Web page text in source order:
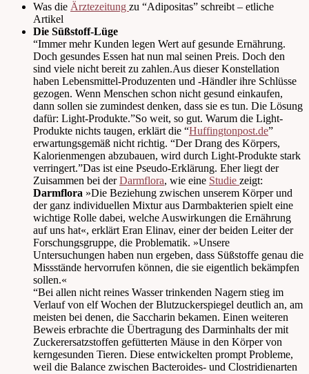
Was die Ärztezeitung zu “Adipositas” schreibt – etliche
Artikel
Die Süßstoff-Lüge
“Immer mehr Kunden legen Wert auf gesunde Ernährung.
Doch gesundes Essen hat nun mal seinen Preis. Doch den
sind viele nicht bereit zu zahlen.Aus dieser Konstellation
haben Lebensmittel-Produzenten und -Händler ihre Schlüsse
gezogen. Wenn Menschen schon nicht gesund einkaufen,
dann sollen sie zumindest denken, dass sie es tun. Die Lösung
dafür: Light-Produkte.”So weit, so gut. Warum die Light-
Produkte nichts taugen, erklärt die “Huffingtonpost.de”
erwartungsgemäß nicht richtig. “Der Drang des Körpers,
Kalorienmengen abzubauen, wird durch Light-Produkte stark
verringert.”Das ist eine Pseudo-Erklärung. Eher liegt der
Zuisammen bei derDarmflora, wie eine Studie zeigt:
Darmflora »Die Beziehung zwischen unserem Körper und
der ganz individuellen Mixtur aus Darmbakterien spielt eine
wichtige Rolle dabei, welche Auswirkungen die Ernährung
auf uns hat«, erklärt Eran Elinav, einer der beiden Leiter der
Forschungsgruppe, die Problematik. »Unsere
Untersuchungen haben nun ergeben, dass Süßstoffe genau die
Missstände hervorrufen können, die sie eigentlich bekämpfen
sollen.«
“Bei allen nicht reines Wasser trinkenden Nagern stieg im
Verlauf von elf Wochen der Blutzuckerspiegel deutlich an, am
meisten bei denen, die Saccharin bekamen. Einen weiteren
Beweis erbrachte die Übertragung des Darminhalts der mit
Zuckerersatzstoffen gefütterten Mäuse in den Körper von
kerngesunden Tieren. Diese entwickelten prompt Probleme,
weil die Balance zwischen Bacteroides- und Clostridienarten